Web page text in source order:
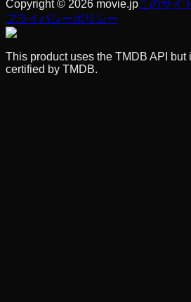
Copyright © 2026 movie.jpこのサイ
プライバシーポリシー
This product uses the TMDB API but
certified by TMDB.